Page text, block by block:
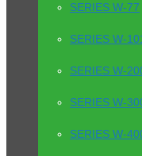
SERIES W-77
SERIES W-
SERIES W-
SERIES W-
SERIES W-